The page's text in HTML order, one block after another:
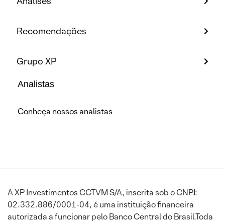
Recomendações
Grupo XP
Analistas
Conheça nossos analistas
A XP Investimentos CCTVM S/A, inscrita sob o CNPJ:
02.332.886/0001-04, é uma instituição financeira
autorizada a funcionar pelo Banco Central do Brasil.Toda